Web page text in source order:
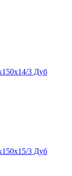
3 Дуб
3 Дуб